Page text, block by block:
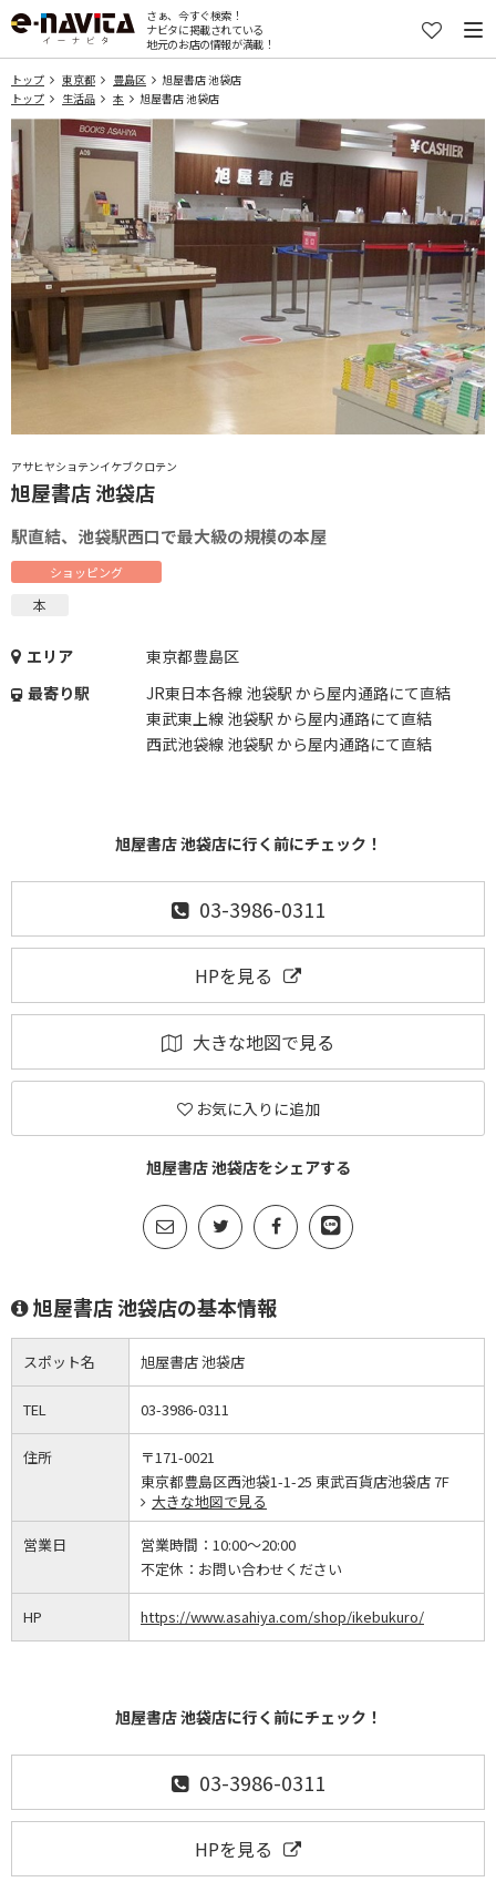
さぁ、今すぐ検索！
ナビタに掲載されている
地元のお店の情報が満載！
トップ 東京都 豊島区
旭屋書店 池袋店
トップ
生活品 本 旭屋書店 池袋店
アサヒヤショテンイケブクロテン
旭屋書店 池袋店
駅直結、池袋駅西口で最大級の規模の本屋
ショッピング
本
エリア
東京都豊島区
最寄り駅
JR東日本各線 池袋駅 から屋内通路にて直結
東武東上線 池袋駅 から屋内通路にて直結
西武池袋線 池袋駅 から屋内通路にて直結
旭屋書店 池袋店に行く前にチェック！
03-3986-0311
HPを見る
大きな地図で見る
お気に入りに追加
旭屋書店 池袋店をシェアする
旭屋書店 池袋店の基本情報
スポット名 旭屋書店 池袋店
TEL 03-3986-0311
住所
〒171-0021
東京都豊島区西池袋1-1-25 東武百貨店池袋店 7F
大きな地図で見る
営業日 営業時間： 10:00～20:00
不定休： お問い合わせください
HP https://www.asahiya.com/shop/ikebukuro/
旭屋書店 池袋店に行く前にチェック！
03-3986-0311
HPを見る